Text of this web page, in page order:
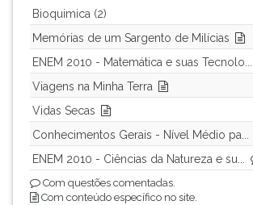
Bioquimica (2)
Memórias de um Sargento de Milícias
ENEM 2010 - Matemática e suas Tecnolo...
Viagens na Minha Terra
Vidas Secas
Conhecimentos Gerais - Nível Médio pa...
ENEM 2010 - Ciências da Natureza e su...
Com questões comentadas.
Com conteúdo específico no site.